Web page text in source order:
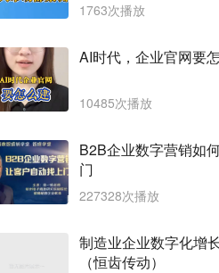
1763次播放
AI时代，企业官网要
10485次播放
B2B企业数字营销如
门
227328次播放
制造业企业数字化增
（恒齿传动）